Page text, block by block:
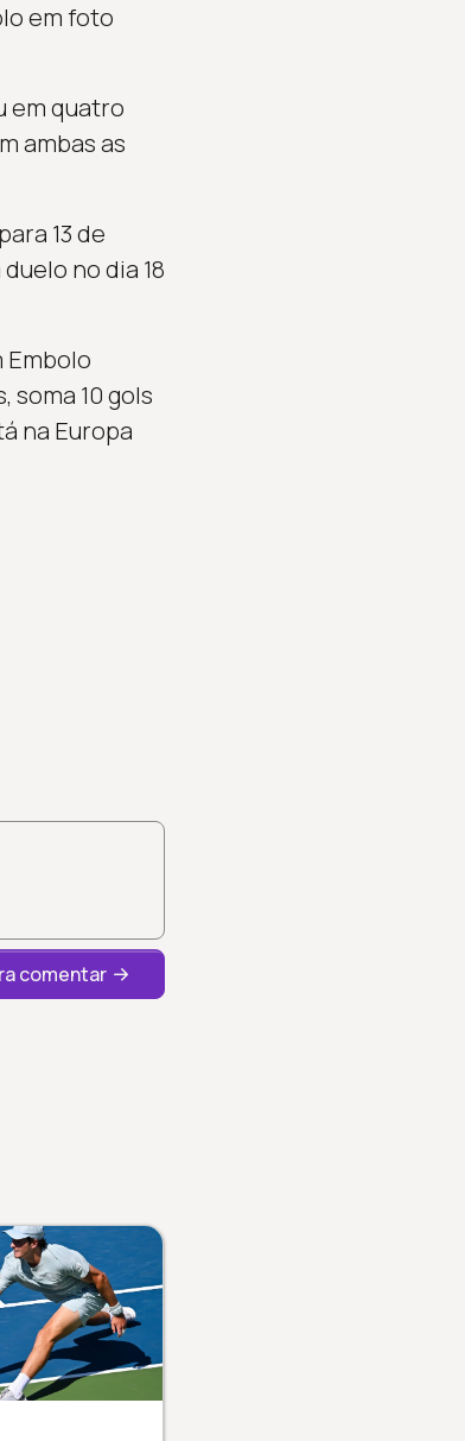
em foto
em quatro
ambas as
13 de
no dia 18
Embolo
soma 10 gols
na Europa
comentar